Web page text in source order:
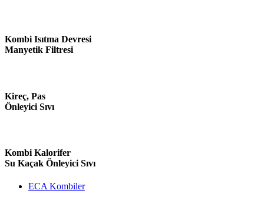
Kombi Isıtma Devresi
Manyetik Filtresi
Kireç, Pas
Önleyici Sıvı
Kombi Kalorifer
Su Kaçak Önleyici Sıvı
ECA Kombiler